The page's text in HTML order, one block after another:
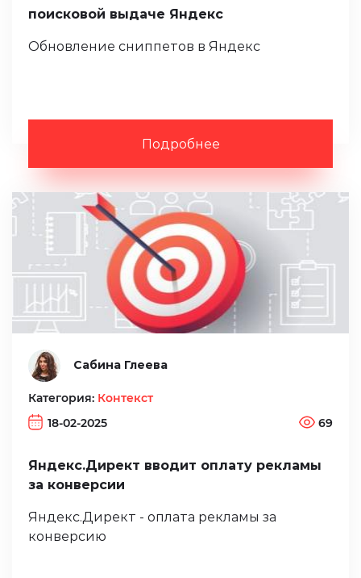
поисковой выдаче Яндекс
Обновление сниппетов в Яндекс
Подробнее
Сабина Глеева
Категория: Контекст
18-02-2025
69
Яндекс.Директ вводит оплату рекламы
за конверсии
Яндекс.Директ - оплата рекламы за
конверсию